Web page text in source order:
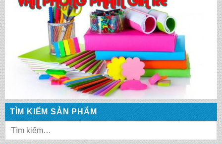
TÌM KIẾM SẢN PHẨM
CẶP HỌC SINH MS: TN 5012
CẶP HỌC SINH MS: TN 5011
CẶP HỌC SINH MS: TN 5010